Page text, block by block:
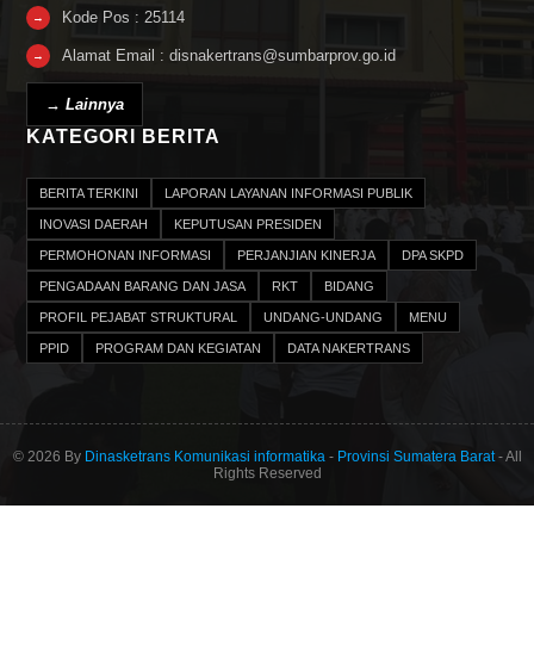
→ Kode Pos : 25114
→ Alamat Email : disnakertrans@sumbarprov.go.id
→ Lainnya
KATEGORI BERITA
BERITA TERKINI LAPORAN LAYANAN INFORMASI PUBLIK
INOVASI DAERAH KEPUTUSAN PRESIDEN
PERMOHONAN INFORMASI PERJANJIAN KINERJA DPA SKPD
PENGADAAN BARANG DAN JASA RKT BIDANG
PROFIL PEJABAT STRUKTURAL UNDANG-UNDANG MENU
PPID PROGRAM DAN KEGIATAN DATA NAKERTRANS
© 2026 By Dinasketrans Komunikasi informatika - Provinsi Sumatera Barat- All
Rights Reserved